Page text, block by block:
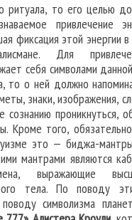
ритуала, то его целью
привлечение
фиксация этой энергии
Для
себя символами
то о ней должно
знаки, изображения,
проникнуться,
Кроме того,
это — биджа-
мантрами являются
выражающие
тела. По поводу
символизма